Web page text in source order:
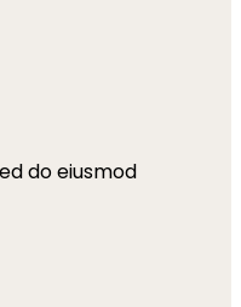
do eiusmod